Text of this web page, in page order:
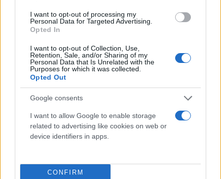
I want to opt-out of processing my
Personal Data for Targeted Advertising.
Opted In
I want to opt-out of Collection, Use,
Retention, Sale, and/or Sharing of my
Personal Data that Is Unrelated with the
Purposes for which it was collected.
Opted Out
Google consents
I want to allow Google to enable storage
related to advertising like cookies on web or
device identifiers in apps.
CONFIRM